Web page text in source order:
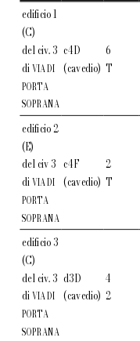
edificio 1
(C)
del civ. 3
diVIA DI
PORTA
SOPRANA
c4D
(cavedio)
6
T
edificio 2
(E)
del civ 3
diVIA DI
PORTA
SOPRANA
c4F
(cavedio)
2
T
edificio 3
(C)
del civ. 3
diVIA DI
PORTA
SOPRANA
d3D
(cavedio)
4
2